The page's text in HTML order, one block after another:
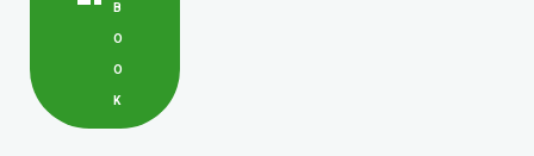
B
O
O
K